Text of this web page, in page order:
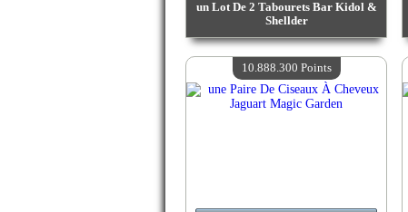
un Lot De 2 Tabourets Bar Kidol &
Shellder
Valeur :18 046 300 Points
Quantité Disponible :4
10.888.300 Points